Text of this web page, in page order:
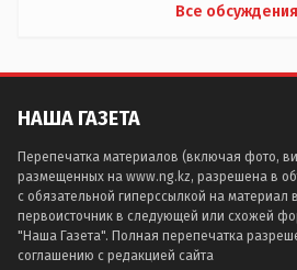
Все обсуждения
НАША ГАЗЕТА
Перепечатка материалов (включая фото,
размещенных на www.ng.kz, разрешена в
с обязательной гиперссылкой на материал
первоисточник в следующей или схожей
"Наша Газета". Полная перепечатка
соглашению с редакцией сайта